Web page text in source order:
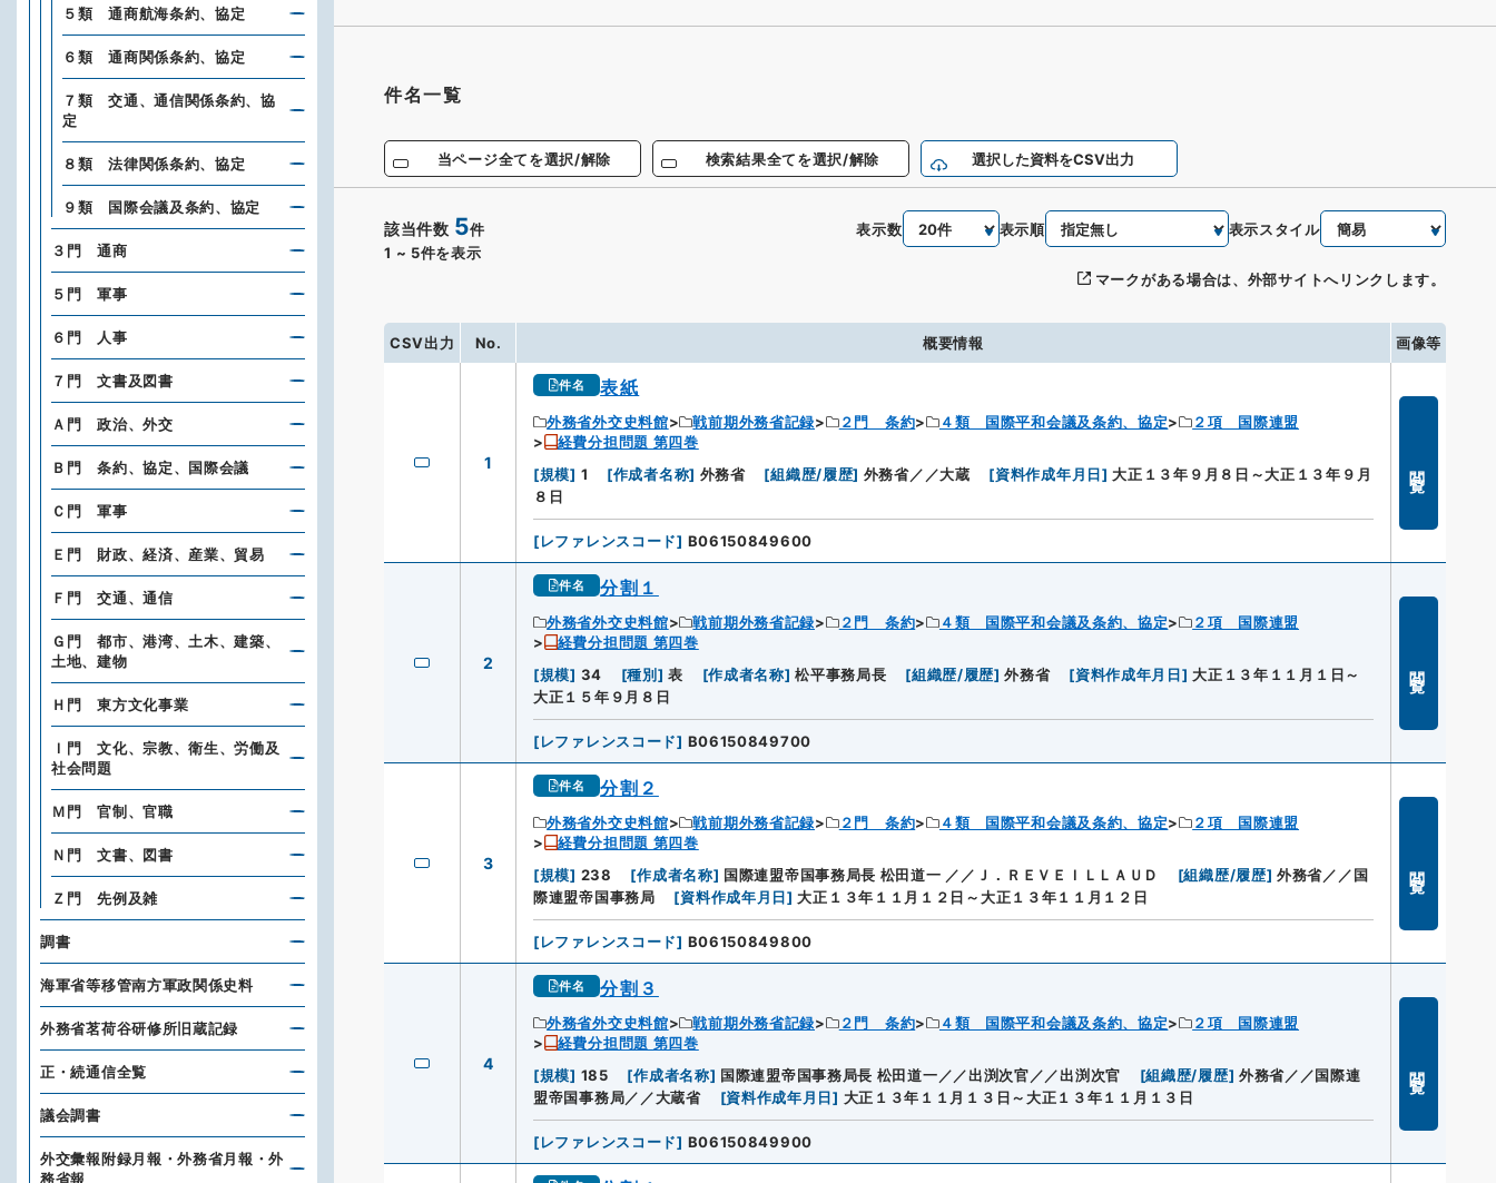
件名一覧
当ページ全てを選択/解除 検索結果全てを選択/解除 選択した資料をCSV出力
該当件数 5件
1 ~ 5件を表示
表示数 表示順 表示スタイル
マークがある場合は、外部サイトへリンクします。
CSV出力 No. 概要情報 画像等
1
件名 表紙
外務省外交史料館 戦前期外務省記録 ２門 条約 ４類 国際平和会議及条約、協定
２項 国際連盟
経費分担問題 第四巻
[規模] 1 [作成者名称] 外務省 [組織歴/履歴] 外務省／／大蔵 [資料作成年月日] 大正１３年９月８日～大正１３年９月
８日
[レファレンスコード] B06150849600
2
件名 分割１
外務省外交史料館 戦前期外務省記録 ２門 条約 ４類 国際平和会議及条約、協定
２項 国際連盟
経費分担問題 第四巻
[規模] 34 [種別 ] 表 [作成者名称] 松平事務局長 [組織歴/履歴] 外務省 [資料作成年月日] 大正１３年１１月１日～
大正１５年９月８日
[レファレンスコード] B06150849700
3
件名 分割２
外務省外交史料館 戦前期外務省記録 ２門 条約 ４類 国際平和会議及条約、協定
２項 国際連盟
経費分担問題 第四巻
[規模] 238 [作成者名称] 国際連盟帝国事務局長 松田道一 ／／Ｊ．ＲＥＶＥＩＬＬＡＵＤ [組織歴/履歴] 外務省／／国
際連盟帝国事務局
[資料作成年月日] 大正１３年１１月１２日～大正１３年１１月１２日
[レファレンスコード] B06150849800
4
件名 分割３
外務省外交史料館 戦前期外務省記録 ２門 条約 ４類 国際平和会議及条約、協定
２項 国際連盟
経費分担問題 第四巻
[規模] 185 [作成者名称] 国際連盟帝国事務局長 松田道一／／出渕次官／／出渕次官 [組織歴/履歴] 外務省／／国際連
盟帝国事務局／／大蔵省
[資料作成年月日] 大正１３年１１月１３日～大正１３年１１月１３日
[レファレンスコード] B06150849900
５類 通商航海条約、協定
６類 通商関係条約、協定
７類 交通、通信関係条約、協
定
８類 法律関係条約、協定
９類 国際会議及条約、協定
３門 通商
５門 軍事
６門 人事
７門 文書及図書
Ａ門 政治、外交
Ｂ門 条約、協定、国際会議
Ｃ門 軍事
Ｅ門 財政、経済、産業、貿易
Ｆ門 交通、通信
Ｇ門 都市、港湾、土木、建築、
土地、建物
Ｈ門 東方文化事業
Ｉ門 文化、宗教、衛生、労働及
社会問題
Ｍ門 官制、官職
Ｎ門 文書、図書
Ｚ門 先例及雑
調書
海軍省等移管南方軍政関係史料
外務省茗荷谷研修所旧蔵記録
正・続通信全覧
議会調書
外交彙報附録月報・外務省月報・外
務省報